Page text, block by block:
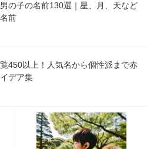
の子の名前130選｜星、月、天など
前
450以上！人気名から個性派まで赤
デア集